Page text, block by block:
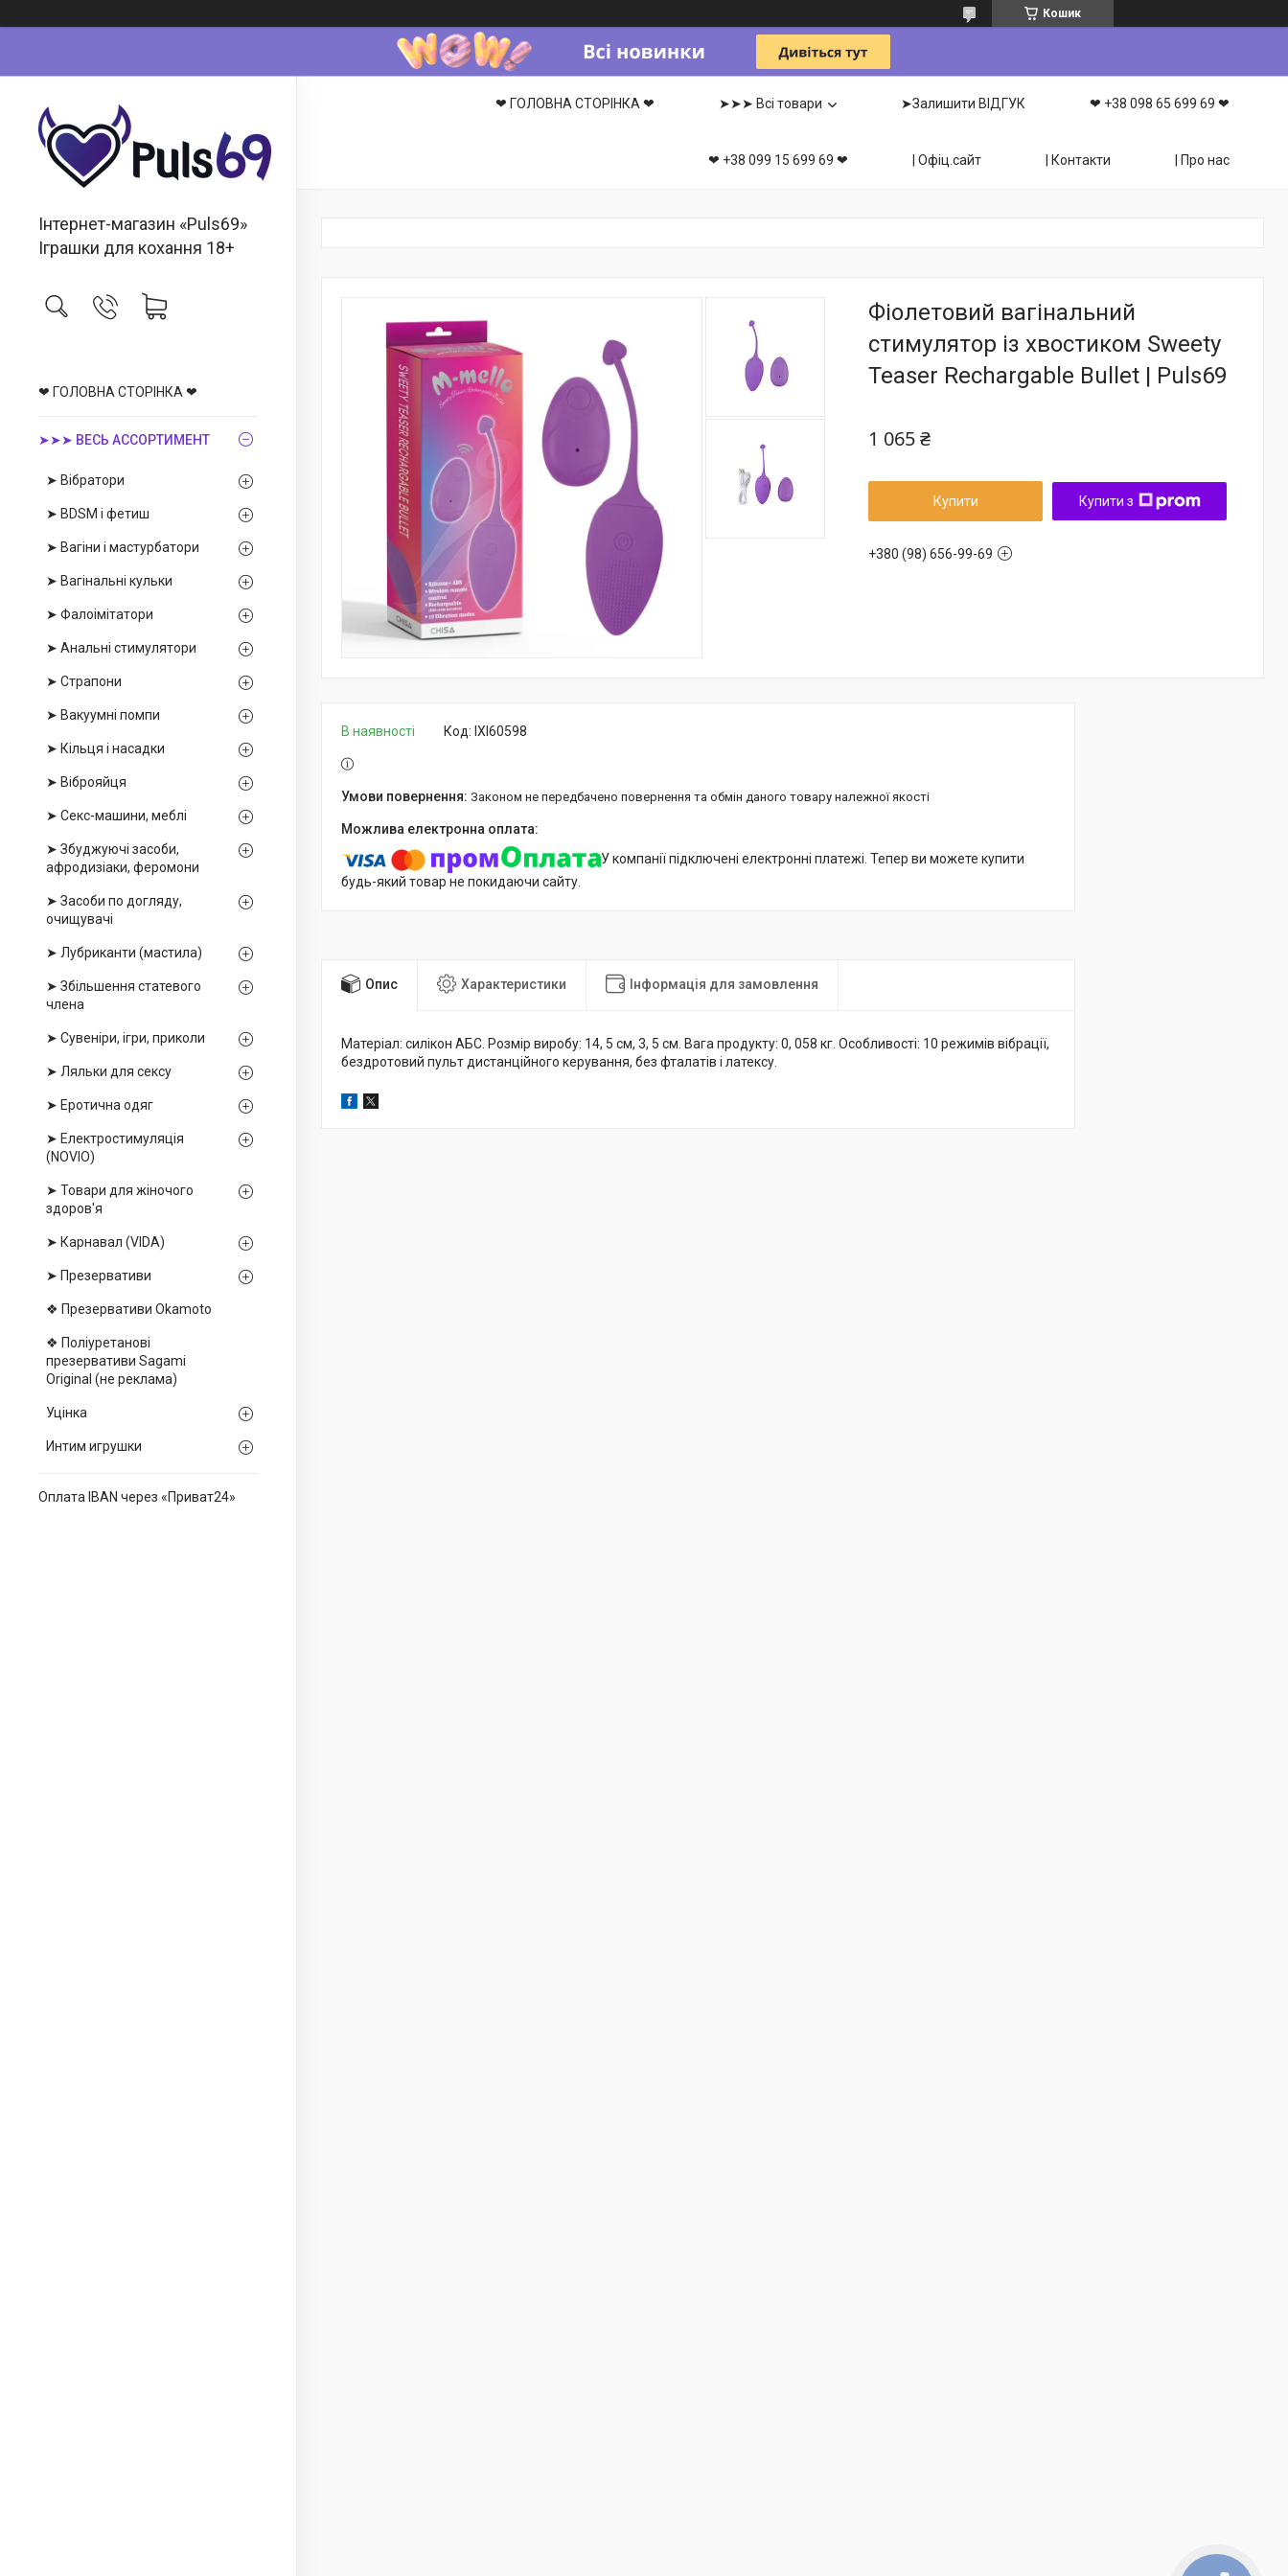
Кошик
Інтернет-магазин «Puls69»
Іграшки для кохання 18+
❤ ГОЛОВНА СТОРІНКА ❤
➤➤➤ ВЕСЬ АССОРТИМЕНТ
➤ Вібратори
➤ BDSM і фетиш
➤ Вагіни і мастурбатори
➤ Вагінальні кульки
➤ Фалоімітатори
➤ Анальні стимулятори
➤ Страпони
➤ Вакуумні помпи
➤ Кільця і насадки
➤ Віброяйця
➤ Секс-машини, меблі
➤ Збуджуючі засоби,
афродизіаки, феромони
➤ Засоби по догляду,
очищувачі
➤ Лубриканти (мастила)
➤ Збільшення статевого
члена
➤ Сувеніри, ігри, приколи
➤ Ляльки для сексу
➤ Еротична одяг
➤ Електростимуляція
(NOVIO)
➤ Товари для жіночого
здоров'я
➤ Карнавал (VIDA)
➤ Презервативи
❖ Презервативи Okamoto
❖ Поліуретанові
презервативи Sagami
Оriginal (не реклама)
Уцінка
Интим игрушки
Оплата IBAN через «Приват24»
❤ ГОЛОВНА СТОРІНКА ❤ ➤➤➤ Всі товари ➤Залишити ВІДГУК ❤ +38 098 65 699 69 ❤
❤ +38 099 15 699 69 ❤ | Офіц.сайт | Контакти | Про нас
Фіолетовий вагінальний
стимулятор із хвостиком Sweety
Teaser Rechargable Bullet | Puls69
1 065 ₴
Купити Купити з
+380 (98) 656-99-69
В наявності Код: IXI60598
Законом не передбачено повернення та обмін даного товару належної якості
У компанії підключені електронні платежі. Тепер ви можете купити
будь-який товар не покидаючи сайту.
Опис Характеристики Інформація для замовлення
Матеріал: силікон АБС. Розмір виробу: 14, 5 см, 3, 5 см. Вага продукту: 0, 058 кг. Особливості: 10 режимів вібрації,
бездротовий пульт дистанційного керування, без фталатів і латексу.